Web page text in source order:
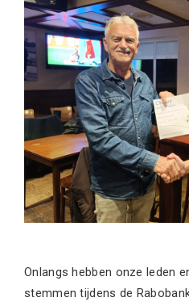
Onlangs hebben onze leden
stemmen tijdens de